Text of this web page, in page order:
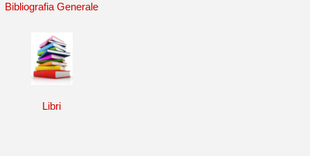
Bibliografia Generale
Libri